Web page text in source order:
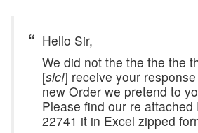
Hello Sir,
We did not the the the the
[sic!] receive your
new Order we pretend to
Please find our re attached
22741 it in Excel zipped